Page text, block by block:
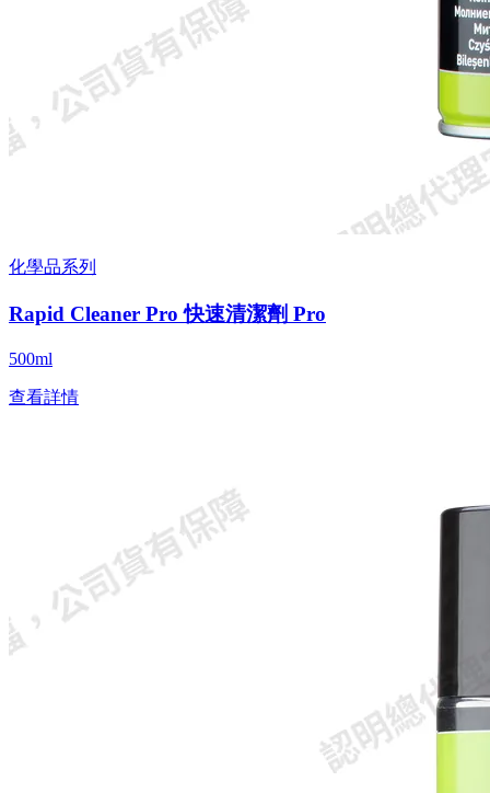
化學品系列
Rapid Cleaner Pro 快速清潔劑 Pro
500ml
查看詳情